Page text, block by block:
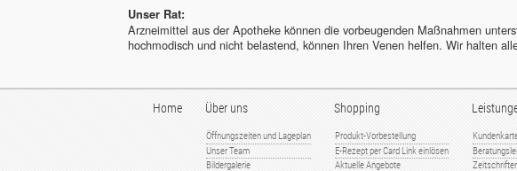
Unser Rat:
Arzneimittel aus der Apotheke können die vorbeugenden Maßnahmen
hochmodisch und nicht belastend, können Ihren Venen helfen. Wir halten
Home Über uns
Öffnungszeiten und Lageplan
Unser Team
Bildergalerie
Shopping
Produkt-Vorbestellung
E-Rezept per Card Link einlösen
Aktuelle Angebote